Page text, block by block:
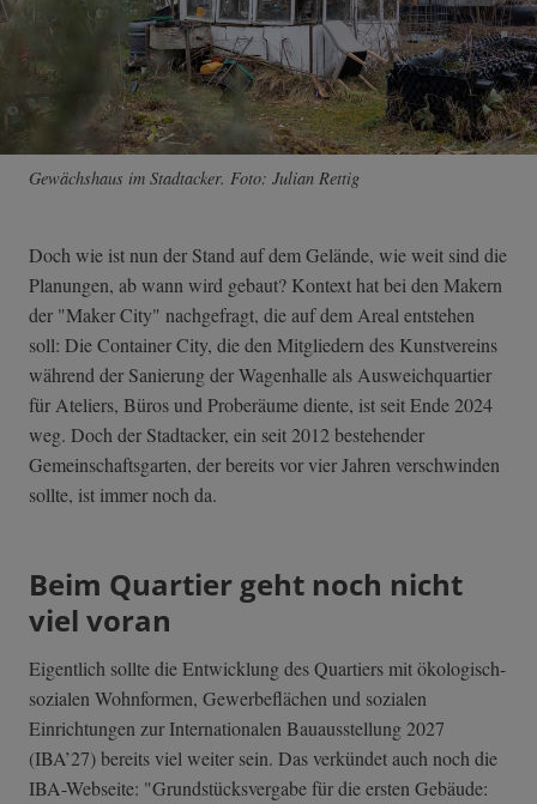
Gewächshaus im Stadtacker. Foto: Julian Rettig
Doch wie ist nun der Stand auf dem Gelände, wie weit sind die
Planungen, ab wann wird gebaut? Kontext hat bei den Makern
der "Maker City" nachgefragt, die auf dem Areal entstehen
soll: Die Container City, die den Mitgliedern des Kunstvereins
während der Sanierung der Wagenhalle als Ausweichquartier
für Ateliers, Büros und Proberäume diente, ist seit Ende 2024
weg. Doch der Stadtacker, ein seit 2012 bestehender
Gemeinschaftsgarten, der bereits vor vier Jahren verschwinden
sollte, ist immer noch da.
Beim Quartier geht noch nicht
viel voran
Eigentlich sollte die Entwicklung des Quartiers mit ökologisch-
sozialen Wohnformen, Gewerbeflächen und sozialen
Einrichtungen zur Internationalen Bauausstellung 2027
(IBA’27) bereits viel weiter sein. Das verkündet auch noch die
IBA-Webseite: "Grundstücksvergabe für die ersten Gebäude: